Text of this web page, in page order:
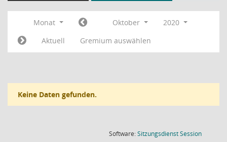
Monat Oktober
2020
Aktuell
Gremium auswählen
Keine Daten gefunden.
Software:SitzungsdienstSession(Wird in